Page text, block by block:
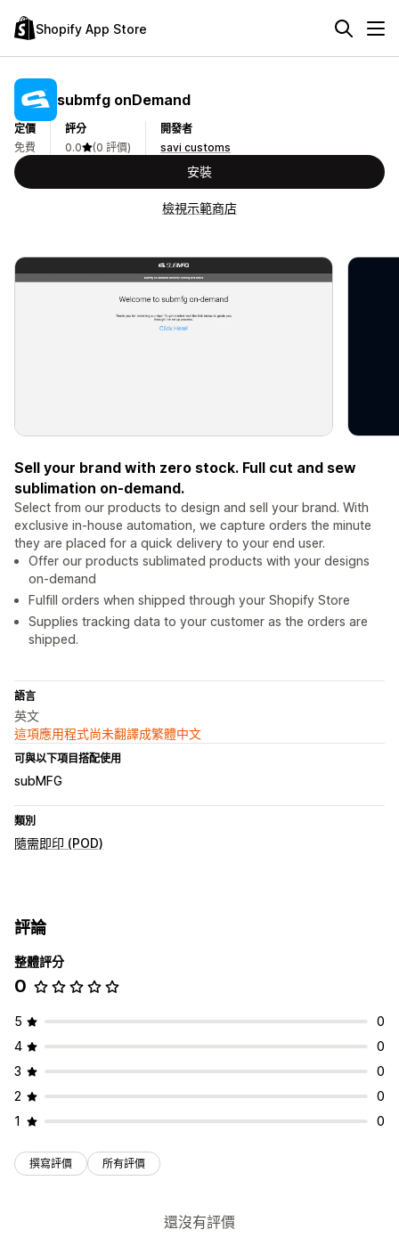
Shopify App Store
submfg onDemand
定價
免費
評分
0.0
(0 評價)
開發者
savi customs
安裝
檢視示範商店
Sell your brand with zero stock. Full cut and sew
sublimation on-demand.
Select from our products to design and sell your brand. With
exclusive in-house automation, we capture orders the minute
they are placed for a quick delivery to your end user.
Offer our products sublimated products with your designs
on-demand
Fulfill orders when shipped through your Shopify Store
Supplies tracking data to your customer as the orders are
shipped.
語言
英文
這項應用程式尚未翻譯成繁體中文
可與以下項目搭配使用
subMFG
類別
隨需即印 (POD)
評論
整體評分
0
5
0
4
0
3
0
2
0
1
0
撰寫評價 所有評價
還沒有評價